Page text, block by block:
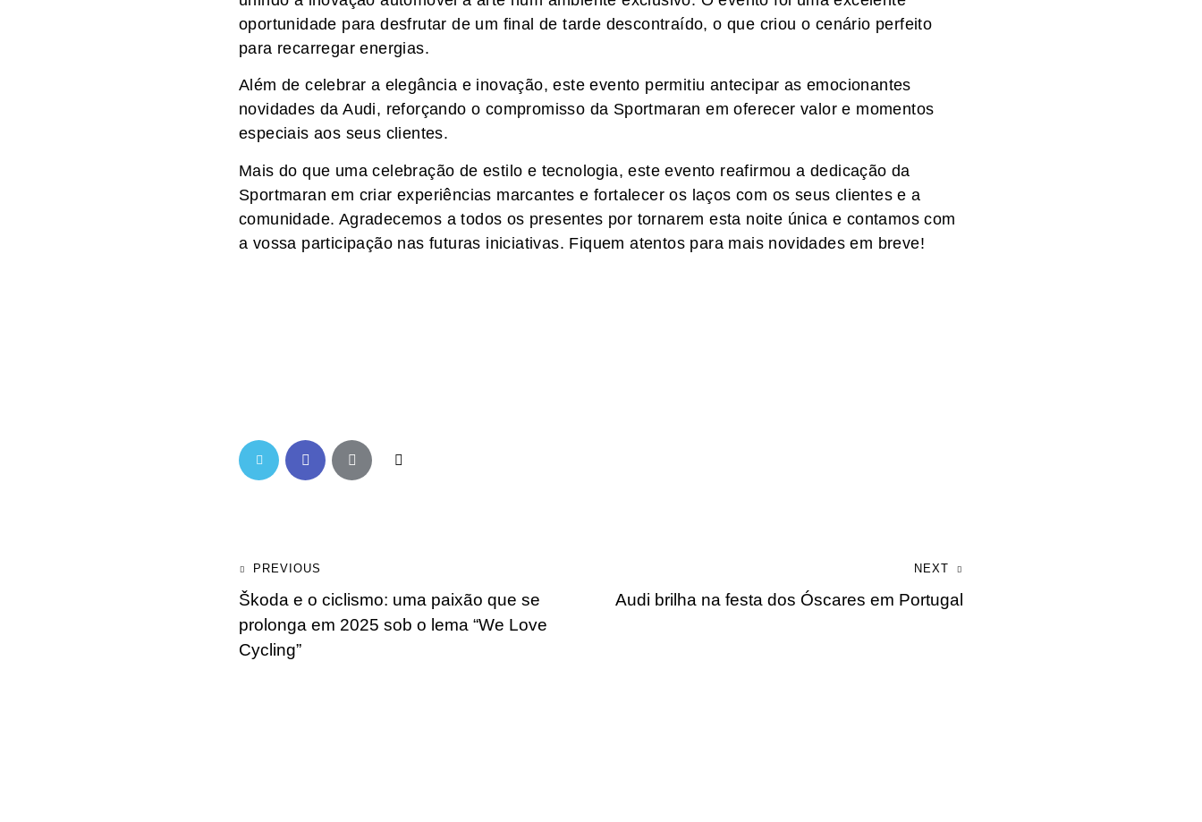
oportunidade para desfrutar de um final de tarde descontraído, o que criou o cenário perfeito
para recarregar energias.
Além de celebrar a elegância e inovação, este evento permitiu antecipar as emocionantes
novidades da Audi, reforçando o compromisso da Sportmaran em oferecer valor e momentos
especiais aos seus clientes.
Mais do que uma celebração de estilo e tecnologia, este evento reafirmou a dedicação da
Sportmaran em criar experiências marcantes e fortalecer os laços com os seus clientes e a
comunidade. Agradecemos a todos os presentes por tornarem esta noite única e contamos com
a vossa participação nas futuras iniciativas. Fiquem atentos para mais novidades em breve!
PREVIOUS
Škoda e o ciclismo: uma paixão que se
prolonga em 2025 sob o lema “We Love
Cycling”
NEXT
Audi brilha na festa dos Óscares em Portugal